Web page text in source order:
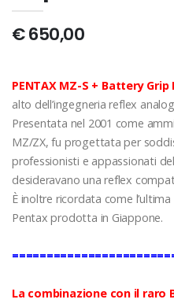
€ 650,00
PENTAX MZ-S + Battery Grip
alto dell’ingegneria reflex
Presentata nel 2001 come
MZ/ZX, fu progettata per
professionisti e appassionati
desideravano una reflex
È inoltre ricordata come
Pentax prodotta in Giappone.
La combinazione con il raro